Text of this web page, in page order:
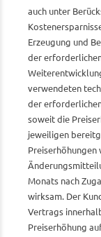
auch unter
Erzeugung und
der
verwendeten
der
soweit die
jeweiligen
Preiserhöhungen
Monats nach
wirksam. Der
Vertrags
Preiserhöhung